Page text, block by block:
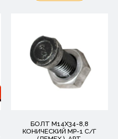
БОЛТ М14Х34-8,8
КОНИЧЕСКИЙ МР-1 С/Г